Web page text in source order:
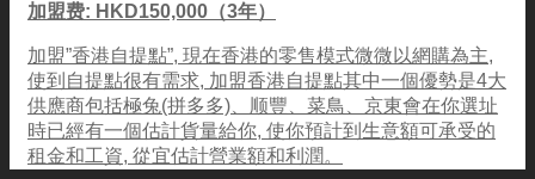
加盟费: HKD150,000（3年）
加盟”香港自提點”, 現在香港的零售模式微微以網購為主,
使到自提點很有需求, 加盟香港自提點其中一個優勢是4大
供應商包括極兔(拼多多)、顺豐、菜鳥、京東會在你選址
時已經有一個估計貨量給你, 使你預計到生意額可承受的
租金和工資, 從宜估計營業額和利潤。